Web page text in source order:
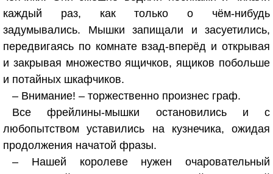
каждый раз, как только о чём-нибудь
задумывались. Мышки запищали и засуетились,
передвигаясь по комнате взад-вперёд и открывая
и закрывая множество ящичков, ящиков побольше
и потайных шкафчиков.
– Внимание! – торжественно произнес граф.
Все фрейлины-мышки остановились и с
любопытством уставились на кузнечика, ожидая
продолжения начатой фразы.
– Нашей королеве нужен очаровательный